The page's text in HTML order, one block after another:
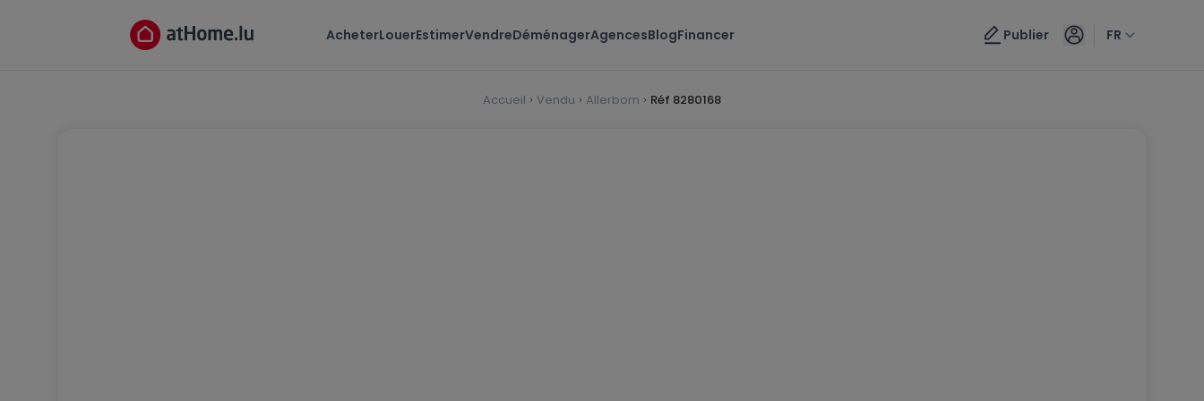
AcheterLouerEstimerVendreDéménagerAgencesBlogFinancer Publier FR
Accueil Vendu Allerborn Réf 8280168